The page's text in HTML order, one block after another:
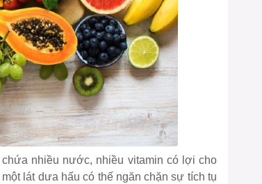
nhiều nước, nhiều vitamin có lợi cho
lát dưa hấu có thế ngăn chặn sự tích tụ